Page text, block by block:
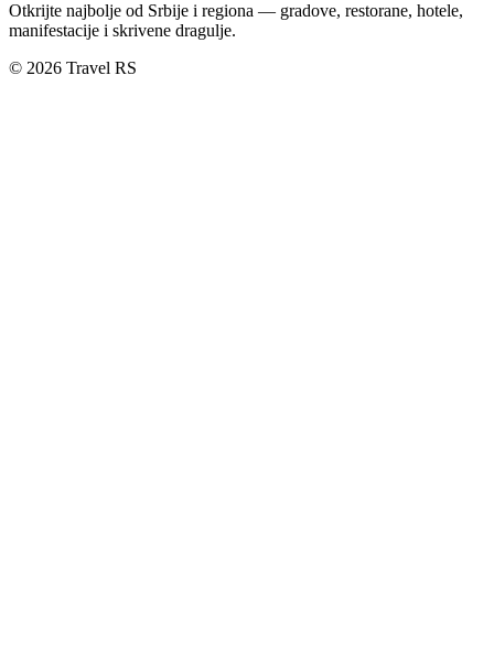
Otkrijte najbolje od Srbije i regiona — gradove, restorane, hotele,
manifestacije i skrivene dragulje.
© 2026 Travel RS